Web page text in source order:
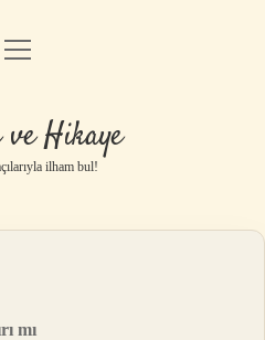
Uyarı
menüyü
ve Hikaye
ilham bul!
mı